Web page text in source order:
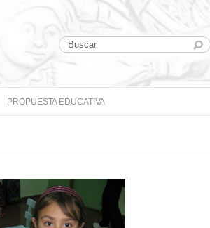
PROPUESTA EDUCATIVA